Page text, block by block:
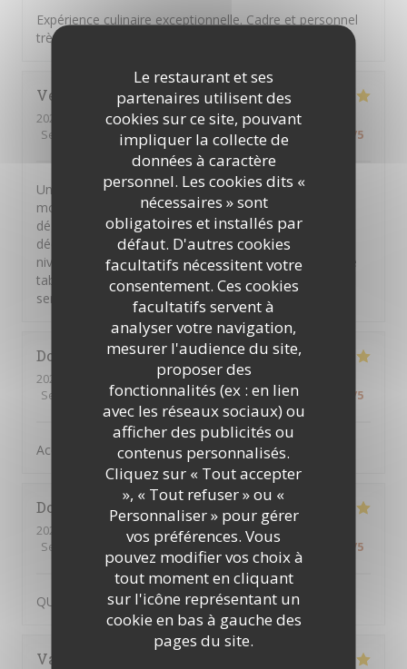
Le restaurant et ses
partenaires utilisent des
cookies sur ce site, pouvant
impliquer la collecte de
données à caractère
personnel. Les cookies dits «
nécessaires » sont
obligatoires et installés par
défaut. D'autres cookies
facultatifs nécessitent votre
consentement. Ces cookies
facultatifs servent à
analyser votre navigation,
mesurer l'audience du site,
proposer des
fonctionnalités (ex : en lien
avec les réseaux sociaux) ou
afficher des publicités ou
contenus personnalisés.
Cliquez sur « Tout accepter
», « Tout refuser » ou «
Personnaliser » pour gérer
vos préférences. Vous
pouvez modifier vos choix à
tout moment en cliquant
sur l'icône représentant un
cookie en bas à gauche des
pages du site.
Expérience culinaire exceptionnelle. Cadre et personnel
très accueillant.
Véronique B
2026-07-16
- 19:45 - Couverts 2
Service
Ambiance: 4/5 Cuisine: 5/5 Qualité / Prix /5
Une très belle expérience de grande cuisine à prix
modéré. Des présentations colorées qui incitent à la
dégustation. Une belle harmonie des gouts avec des
découvertes gustatives. Une grande gentillesse au
niveau du service et le plus du chef qui passe à chaque
table pour recueillir les avis. Une équipe investie au
service du client Bravo à tous
Dominique P
2026-07-09
- 12:30 - Couverts 4
Service
Ambiance:5/5 Cuisine: 5 /5 Qualité / Prix /5
Accueil Qualité Variété
Dominique
2026-07-02
- 12:45 - Couverts 2
Service
Ambiance:5/5 Cuisine: 5 /5 Qualité / Prix /5
QUALITE ET ACCUEIL
Valerie